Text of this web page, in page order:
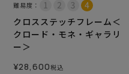
難易度：
クロスステッチフレーム＜
クロード・モネ・ギャラリ
ー＞
¥28,600税込